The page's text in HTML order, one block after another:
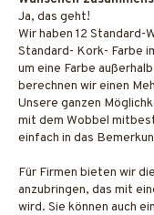
Ja, das geht!
Wir haben 12 Standard-
Standard- Kork- Farbe
um eine Farbe
berechnen wir einen
Unsere ganzen
mit dem Wobbel
einfach in das
Für Firmen bieten wir
anzubringen, das mit
wird. Sie können auch